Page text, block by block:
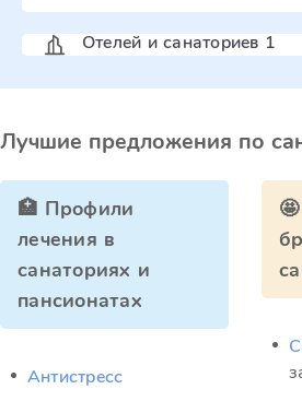
Отелей и санаториев 1
Лучшие предложения по
🏥 Профили
лечения в
санаториях и
пансионатах
Антистресс